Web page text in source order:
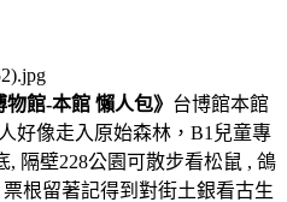
物館-本館 懶人包》 台博館本館
好像走入原始森林，B1兒童專
隔壁228公園可散步看松鼠 , 鴿
根留著記得到對街土銀看古生